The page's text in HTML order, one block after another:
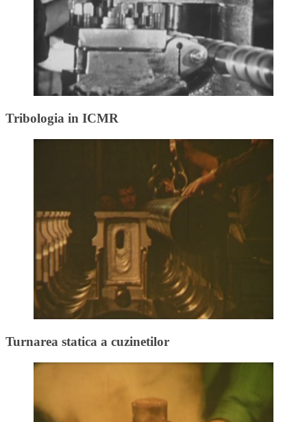
Tribologia in ICMR
Turnarea statica a cuzinetilor